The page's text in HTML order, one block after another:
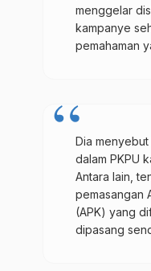
menggelar
kampanye
pemahaman
Dia
dalam PKPU
Antara lain,
pemasangan
(APK) yang
dipasang